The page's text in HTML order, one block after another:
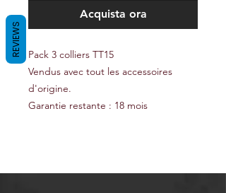
Acquista ora
Pack 3 colliers TT15
Vendus avec tout les accessoires
d'origine.
Garantie restante : 18 mois
REVIEWS